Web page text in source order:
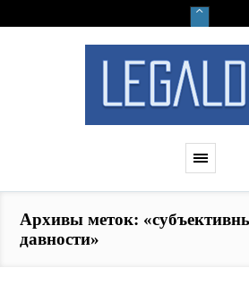
Архивы меток:
давности»